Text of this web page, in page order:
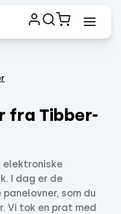
fra Tibber-
elektroniske
I dag er de
som du
Vi tok en prat med